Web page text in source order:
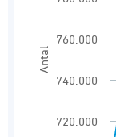
The chart
The chart
Antal
720.000
740.000
760.000